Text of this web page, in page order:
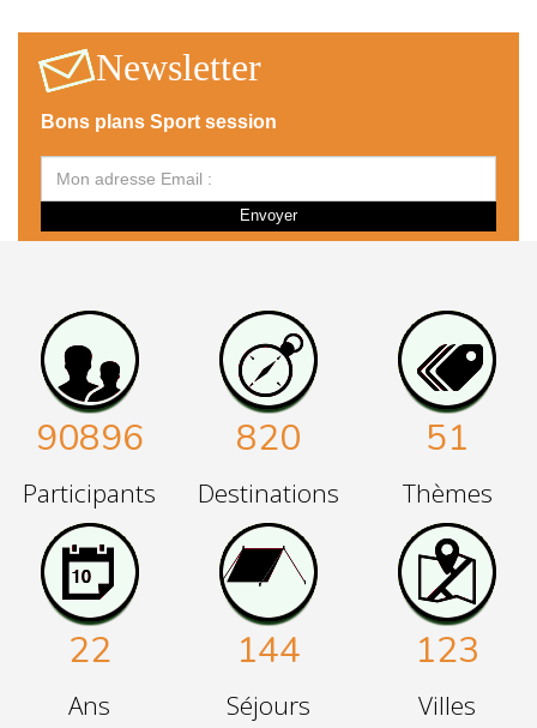
Newsletter
Bons plans Sport session
Envoyer
90896
Participants
820
Destinations
51
Thèmes
22
Ans
144
Séjours
123
Villes